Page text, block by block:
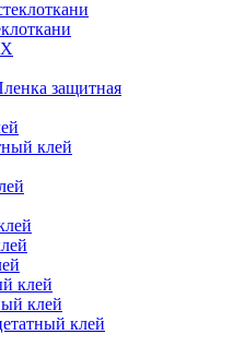
защитная
клей
клей
клей
клей